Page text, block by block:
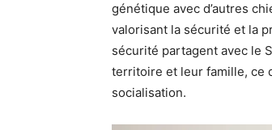
génétique avec d’autres
valorisant la sécurité et la
sécurité partagent avec le
territoire et leur famille, ce
socialisation.